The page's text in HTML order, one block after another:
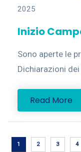
2025
Inizio
Sono aperte le
Dichiarazioni
Read More
1 2 3 4